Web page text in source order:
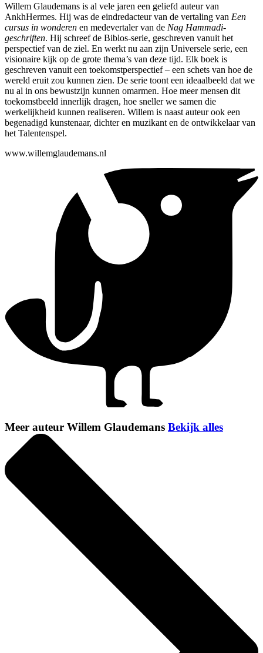
Willem Glaudemans is al vele jaren een geliefd auteur van
AnkhHermes. Hij was de eindredacteur van de vertaling van Een
cursus in wonderen en medevertaler van de Nag Hammadi-
geschriften. Hij schreef de Biblos-serie, geschreven vanuit het
perspectief van de ziel. En werkt nu aan zijn Universele serie, een
visionaire kijk op de grote thema’s van deze tijd. Elk boek is
geschreven vanuit een toekomstperspectief – een schets van hoe de
wereld eruit zou kunnen zien. De serie toont een ideaalbeeld dat we
nu al in ons bewustzijn kunnen omarmen. Hoe meer mensen dit
toekomstbeeld innerlijk dragen, hoe sneller we samen die
werkelijkheid kunnen realiseren. Willem is naast auteur ook een
begenadigd kunstenaar, dichter en muzikant en de ontwikkelaar van
het Talentenspel.
www.willemglaudemans.nl
Meer auteur Willem Glaudemans Bekijk alles